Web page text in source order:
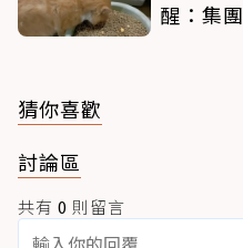
醒：集
猜你喜歡
討論區
共有 0 則留言